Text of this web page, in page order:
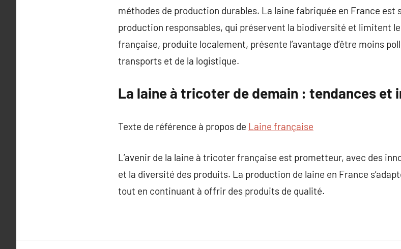
méthodes de production durables. La laine fabriquée en France est
production responsables, qui préservent la biodiversité et limitent
française, produite localement, présente l’avantage d’être moins
transports et de la logistique.
La laine à tricoter de demain : tendances et
Texte de référence à propos de Laine française
L’avenir de la laine à tricoter française est prometteur, avec des
et la diversité des produits. La production de laine en France
tout en continuant à offrir des produits de qualité.